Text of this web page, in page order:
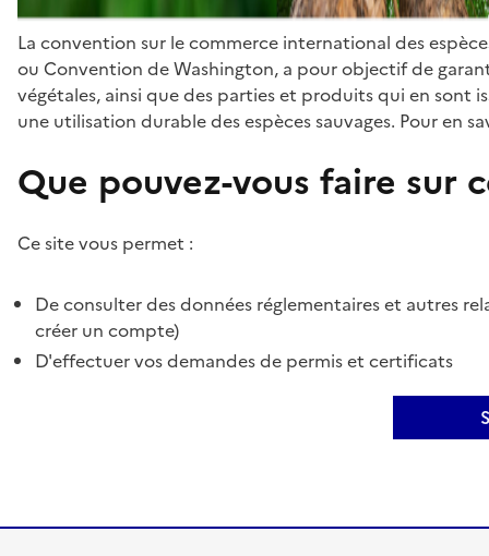
La convention sur le commerce international des
ou Convention de Washington, a pour objectif de
végétales, ainsi que des parties et produits qui en sont
une utilisation durable des espèces sauvages. Pour en
Que pouvez-vous faire sur
Ce site vous permet :
De consulter des données réglementaires et autres
créer un compte)
D'effectuer vos demandes de permis et certificats